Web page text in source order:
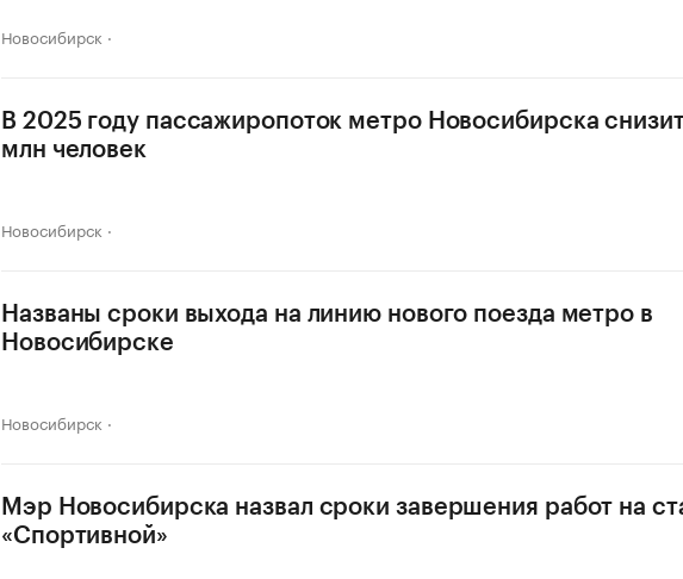
Новосибирск
В 2025 году пассажиропоток метро Новосибирска
млн человек
Новосибирск
Названы сроки выхода на линию нового поезда метро в
Новосибирске
Новосибирск
Мэр Новосибирска назвал сроки завершения работ на
«Спортивной»